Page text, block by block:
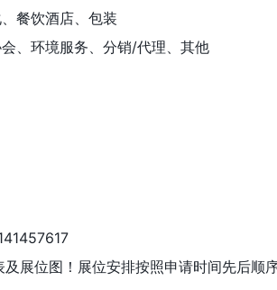
餐饮酒店、包装
、环境服务、分销/代理、其他
展位图！展位安排按照申请时间先后顺